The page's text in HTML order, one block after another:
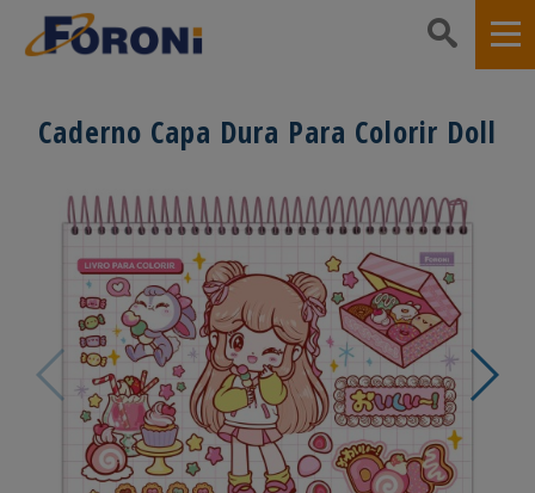
Caderno Capa Dura Para Colorir Doll